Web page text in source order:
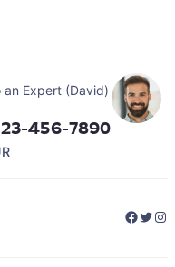
an Expert (David)
456-7890